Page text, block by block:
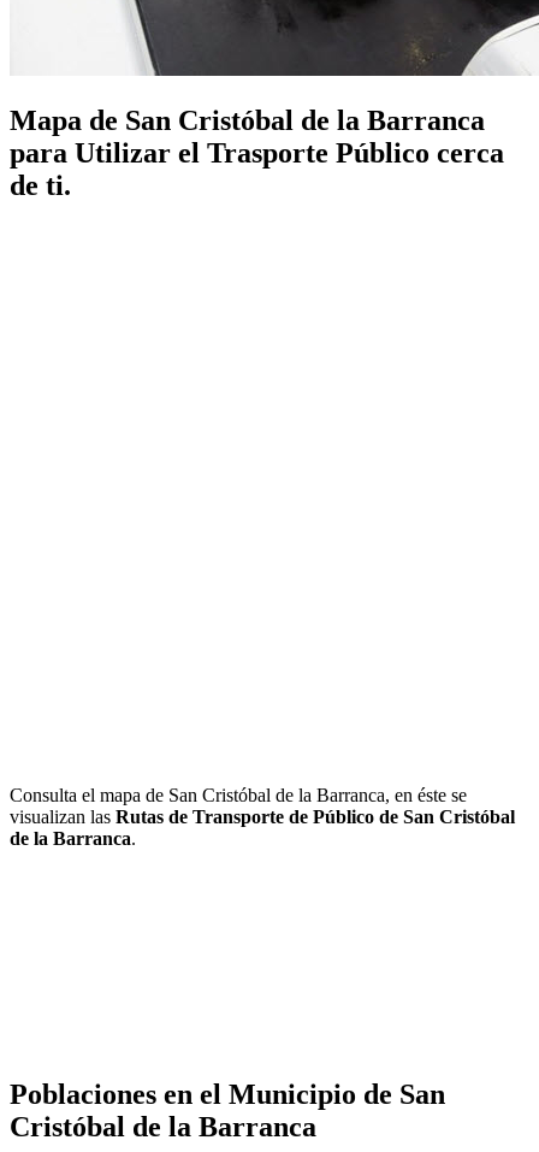
Mapa de San Cristóbal de la Barranca
para Utilizar el Trasporte Público cerca
de ti.
Consulta el mapa de San Cristóbal de la Barranca, en éste se
visualizan las Rutas de Transporte de Público de San Cristóbal
de la Barranca.
Poblaciones en el Municipio de San
Cristóbal de la Barranca